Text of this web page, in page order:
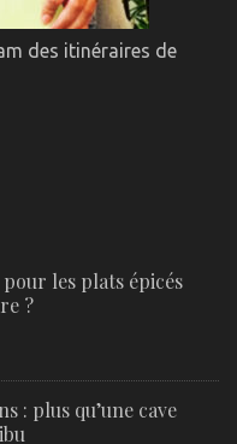
des itinéraires de
les plats épicés
?
: plus qu’une cave